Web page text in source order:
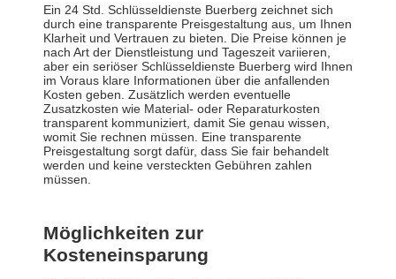
Ein 24 Std. Schlüsseldienste Buerberg zeichnet sich
durch eine transparente Preisgestaltung aus, um Ihnen
Klarheit und Vertrauen zu bieten. Die Preise können je
nach Art der Dienstleistung und Tageszeit variieren,
aber ein seriöser Schlüsseldienste Buerberg wird Ihnen
im Voraus klare Informationen über die anfallenden
Kosten geben. Zusätzlich werden eventuelle
Zusatzkosten wie Material- oder Reparaturkosten
transparent kommuniziert, damit Sie genau wissen,
womit Sie rechnen müssen. Eine transparente
Preisgestaltung sorgt dafür, dass Sie fair behandelt
werden und keine versteckten Gebühren zahlen
müssen.
Möglichkeiten zur
Kosteneinsparung